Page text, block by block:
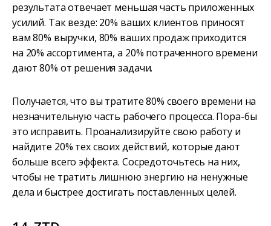
результата отвечает меньшая часть приложенных
усилий. Так везде: 20% ваших клиентов приносят
вам 80% выручки, 80% ваших продаж приходится
на 20% ассортимента, а 20% потраченного времени
дают 80% от решения задачи.
Получается, что вы тратите 80% своего времени на
незначительную часть рабочего процесса. Пора-бы
это исправить. Проанализируйте свою работу и
найдите 20% тех своих действий, которые дают
больше всего эффекта. Сосредоточьтесь на них,
чтобы не тратить лишнюю энергию на ненужные
дела и быстрее достигать поставленных целей.